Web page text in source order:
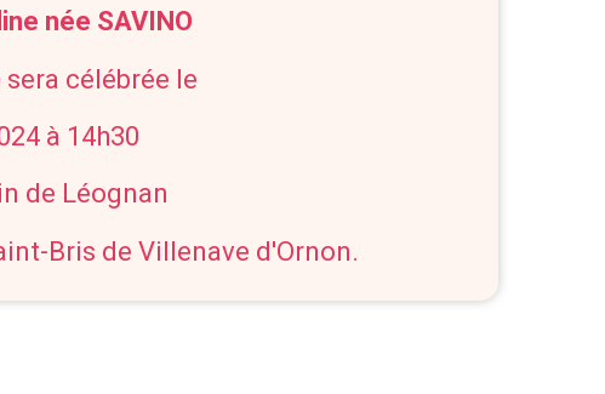
née SAVINO
célébrée le
à 14h30
de Léognan
Bris de Villenave d'Ornon.